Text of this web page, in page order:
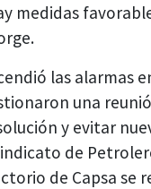
medidas
las alarmas
una
y evitar
de
de Capsa se